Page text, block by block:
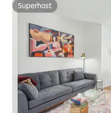
Superhost
Superhost